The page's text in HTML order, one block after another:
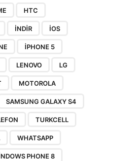
HTC
INDIR IOS
IPHONE 5
LENOVO LG
MOTOROLA
SAMSUNG GALAXY S4
TURKCELL
WHATSAPP
PHONE 8